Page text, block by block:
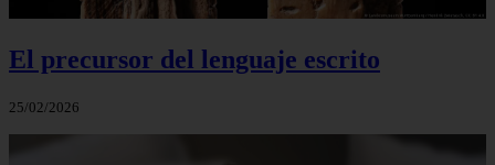
El precursor del lenguaje escrito
25/02/2026